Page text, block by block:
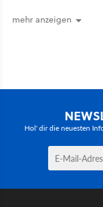
mehr anzeigen
Hol' dir die neuesten